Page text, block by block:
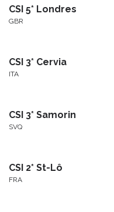
CSI 5* Londres
GBR
CSI 3* Cervia
ITA
CSI 3* Samorin
SVQ
CSI 2* St-Lô
FRA